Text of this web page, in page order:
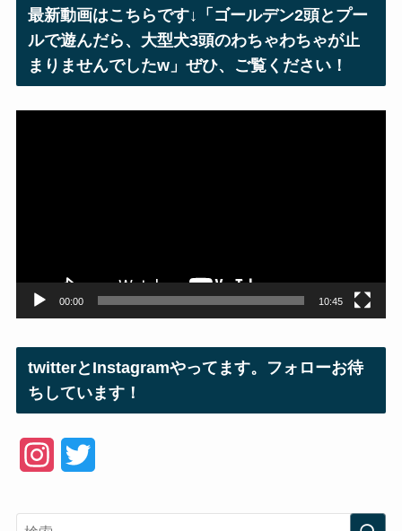
ス
最新動画はこちらです↓「ゴールデン2頭とプー
ルで遊んだら、大型犬3頭のわちゃわちゃが止
まりませんでしたw」ぜひ、ご覧ください！
00:00 10:45
twitterとInstagramやってます。フォローお待
ちしています！